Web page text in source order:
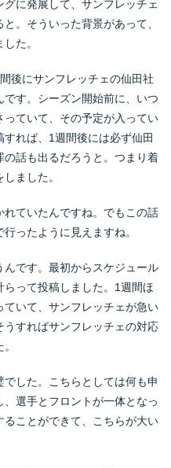
に発展して、サンフレッチェ
。そういった背景があって、
た。
後にサンフレッチェの仙田社
す。シーズン開始前に、いつ
ていて、その予定が入ってい
れば、1週間後には必ず仙田
話も出るだろうと。つまり着
ました。
ていたんですね。でもこの話
ったように見えますね。
です。最初からスケジュール
って投稿しました。1週間ほ
いて、サンフレッチェが急い
すればサンフレッチェの対応
した。こちらとしては何も申
選手とフロントが一体となっ
ことができて、こちらが大い